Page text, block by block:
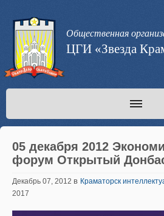
Общественная
ЦГИ «Звезда
05 декабря 2012
форум Открытый
Декабрь 07, 2012 в Краматорск
2017